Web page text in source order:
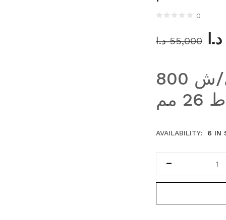
0
55,000 د.ا د.ا
همر شاكوش عدل ي/ش 800
AVAILABILITY: 6 IN